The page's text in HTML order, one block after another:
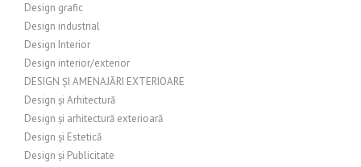
Design grafic
Design industrial
Design Interior
Design interior/exterior
DESIGN ȘI AMENAJĂRI EXTERIOARE
Design și Arhitectură
Design și arhitectură exterioară
Design și Estetică
Design și Publicitate